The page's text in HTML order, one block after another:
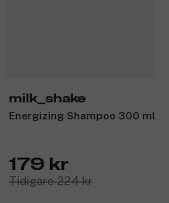
milk_shake
Energizing Shampoo 300 ml
179 kr
Tidigare 224 kr